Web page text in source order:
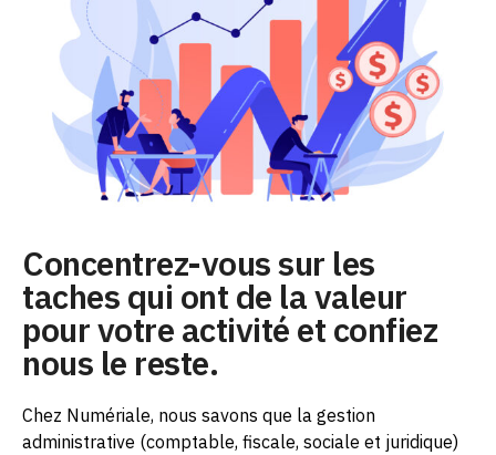
Concentrez-vous sur les
taches qui ont de la valeur
pour votre activité et confiez
nous le reste.
Chez Numériale, nous savons que la gestion
administrative (comptable, fiscale, sociale et juridique)